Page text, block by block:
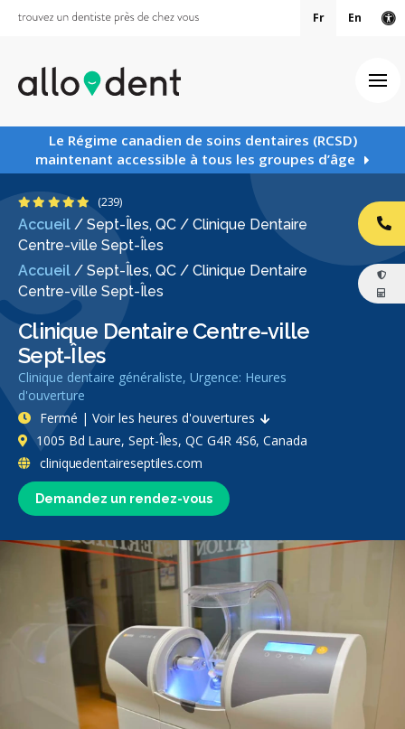
Fr En
Le Régime canadien de soins dentaires (RCSD)
maintenant accessible à tous les groupes d’âge
Accueil / Sept-Îles, QC / Clinique Dentaire
Centre-ville Sept-Îles
Accueil / Sept-Îles, QC / Clinique Dentaire
Centre-ville Sept-Îles
Clinique Dentaire Centre-ville
Sept-Îles
Clinique dentaire généraliste, Urgence: Heures
d'ouverture
4.8 étoiles
(239)
Demandez un rendez-vous
Fermé | Voir les heures d'ouvertures
1005 Bd Laure, Sept-Îles, QC G4R 4S6, Canada
cliniquedentaireseptiles.com